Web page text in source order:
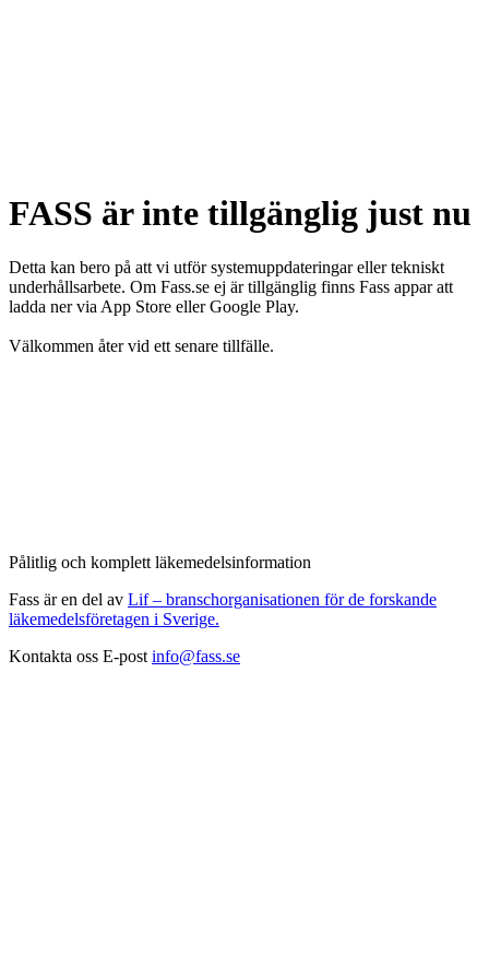
FASS är inte tillgänglig just nu
Detta kan bero på att vi utför systemuppdateringar eller tekniskt
underhållsarbete. Om Fass.se ej är tillgänglig finns Fass appar att
ladda ner via App Store eller Google Play.
Välkommen åter vid ett senare tillfälle.
Pålitlig och komplett läkemedelsinformation
Fass är en del av Lif – branschorganisationen för de forskande
läkemedelsföretagen i Sverige.
Kontakta oss E-post info@fass.se